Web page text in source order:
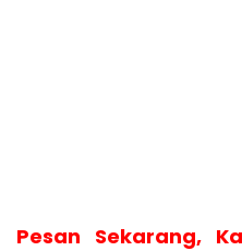
Pesan Sekarang,